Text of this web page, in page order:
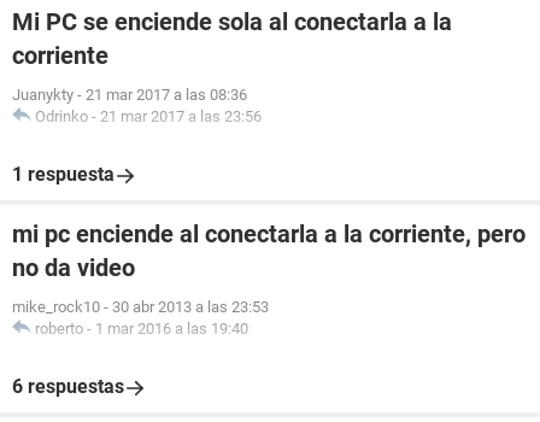
Mi PC se enciende sola al conectarla a la
corriente
Juanykty - 21 mar 2017 a las 08:36
Odrinko - 21 mar 2017 a las 23:56
1 respuesta
mi pc enciende al conectarla a la corriente, pero
no da video
mike_rock10 - 30 abr 2013 a las 23:53
roberto - 1 mar 2016 a las 19:40
6 respuestas